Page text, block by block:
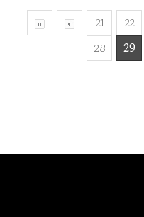
21 22
28
29